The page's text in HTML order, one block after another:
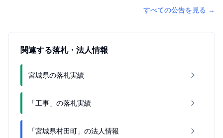
すべての公告を見る →
関連する落札・法人情報
宮城県の落札実績
「工事」の落札実績
「宮城県村田町」の法人情報